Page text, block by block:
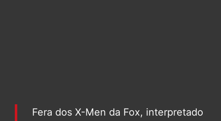
Fera dos X-Men da Fox, interpretado